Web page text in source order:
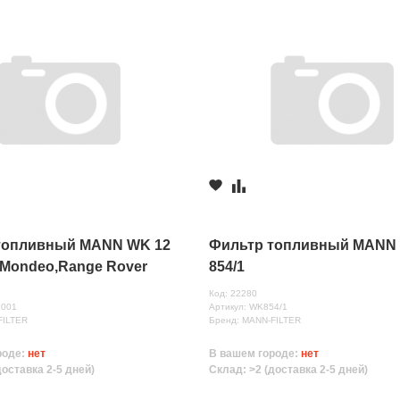
MANN WK 12
Rover
нет
2-5 дней)
Фильтр топливный MANN
854/1
Код: 22280
Артикул: WK854/1
Бренд: MANN-FILTER
В вашем городе:нет
Склад: >2 (доставка 2-5 дней)